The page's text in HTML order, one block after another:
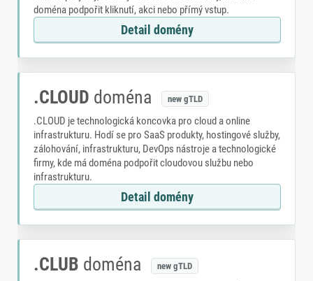
doména podpořit kliknutí, akci nebo přímý vstup.
Detail domény
.CLOUD doména new gTLD
.CLOUD je technologická koncovka pro cloud a online
infrastrukturu. Hodí se pro SaaS produkty, hostingové služby,
zálohování, infrastrukturu, DevOps nástroje a technologické
firmy, kde má doména podpořit cloudovou službu nebo
infrastrukturu.
Detail domény
.CLUB doména new gTLD